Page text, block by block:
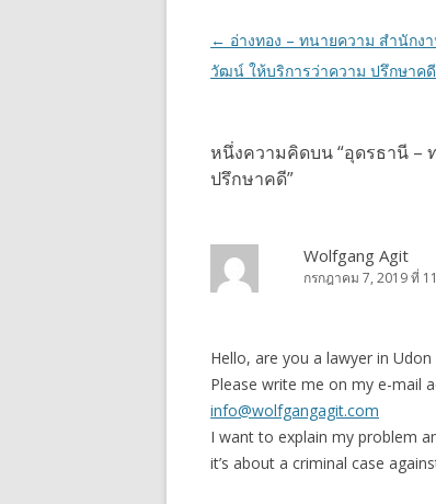
k
เมนู
นำทาง
← อ่างทอง – ทนายความ สำนักง
วัฒน์ ให้บริการว่าความ ปรึกษาคดี
หนึ่งความคิดบน “อุดรธานี –
ปรึกษาคดี”
Wolfgang Agit
กรกฎาคม 7, 2019 ที่
Hello, are you a lawyer in
Please write me on my e-mail
info@wolfgangagit.com
I want to explain my problem
it’s about a criminal case